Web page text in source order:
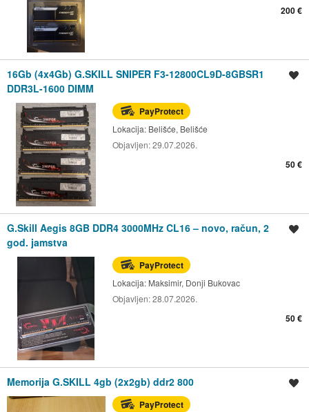
200 €
16Gb (4x4Gb) G.SKILL SNIPER F3-12800CL9D-8GBSR1
DDR3L-1600 DIMM
PayProtect
Lokacija: Belišće, Belišće
Objavljen:29.07.2026.
50 €
G.Skill Aegis 8GB DDR4 3000MHz CL16 – novo, račun, 2
god. jamstva
PayProtect
Lokacija: Maksimir, Donji Bukovac
Objavljen:28.07.2026.
50 €
Memorija G.SKILL 4gb (2x2gb) ddr2 800
PayProtect